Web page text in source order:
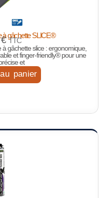
à gâchette SLICE®
€ TTC
gâchette slice : ergonomique,
et finger-friendly® pour une
et
panier